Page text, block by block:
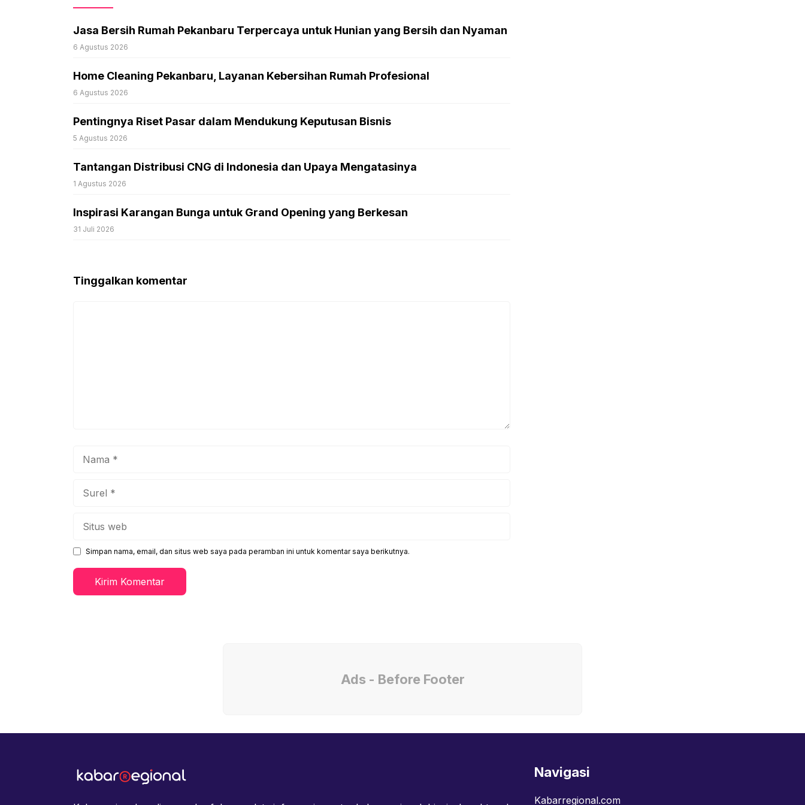
Jasa Bersih Rumah Pekanbaru Terpercaya untuk Hunian yang Bersih dan Nyaman
6 Agustus 2026
Home Cleaning Pekanbaru, Layanan Kebersihan Rumah Profesional
6 Agustus 2026
Pentingnya Riset Pasar dalam Mendukung Keputusan Bisnis
5 Agustus 2026
Tantangan Distribusi CNG di Indonesia dan Upaya Mengatasinya
1 Agustus 2026
Inspirasi Karangan Bunga untuk Grand Opening yang Berkesan
31 Juli 2026
Tinggalkan komentar
Simpan nama, email, dan situs web saya pada peramban ini untuk komentar saya berikutnya.
Ads - Before Footer
Navigasi
Kabarregional.com